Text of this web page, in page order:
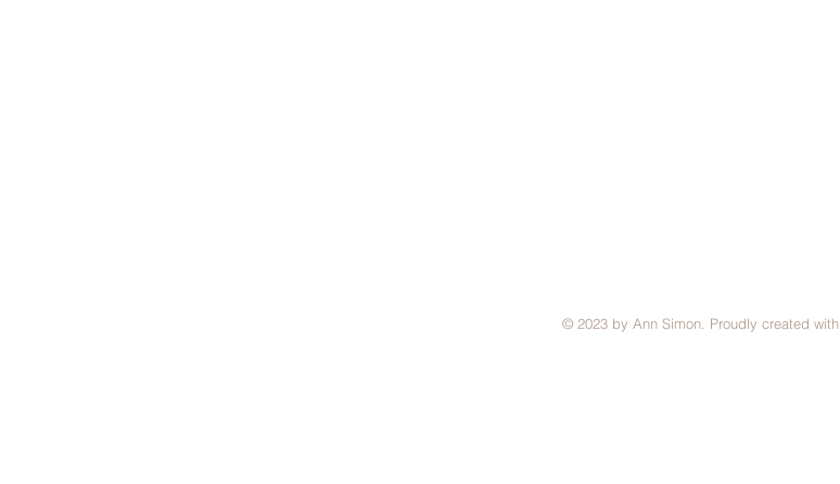
© 2023 by Ann Simon. Proudly created with